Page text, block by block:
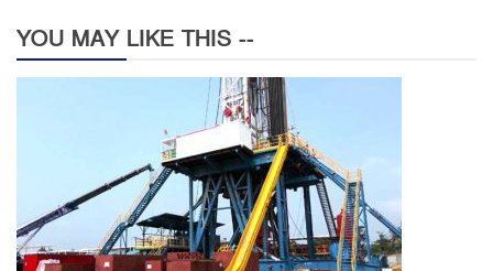
YOU MAY LIKE THIS --